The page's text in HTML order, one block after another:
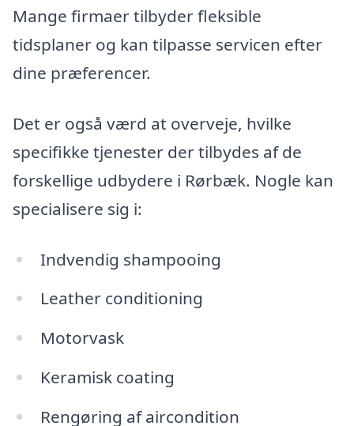
Mange firmaer tilbyder fleksible
tidsplaner og kan tilpasse servicen efter
dine præferencer.
Det er også værd at overveje, hvilke
specifikke tjenester der tilbydes af de
forskellige udbydere i Rørbæk. Nogle kan
specialisere sig i:
Indvendig shampooing
Leather conditioning
Motorvask
Keramisk coating
Rengøring af aircondition